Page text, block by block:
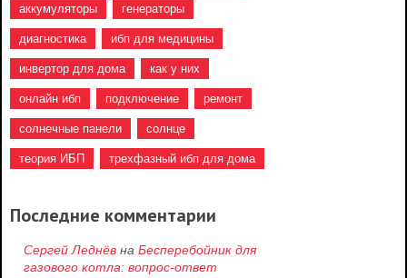
аккумуляторы генераторы
диагностика ибп для медицины
инвертор для дома как у них
онлайн ибп подключение ремонт
солнечные панели солнце
теория ИБП трехфазный ибп для дома
Последние комментарии
Сергей Леднёв наБесперебойник для
газового котла: вопрос-ответ